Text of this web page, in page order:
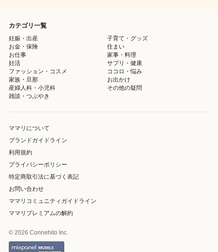
カテゴリ一覧
妊娠・出産
子育て・グッズ
お金・保険
住まい
お仕事
家事・料理
妊活
サプリ・健康
ファッション・コスメ
ココロ・悩み
家族・旦那
お出かけ
産婦人科・小児科
その他の疑問
雑談・つぶやき
ママリについて
ブランドガイドライン
利用規約
プライバシーポリシー
特定商取引法に基づく表記
お問い合わせ
ママリコミュニティガイドライン
ママリプレミアムの解約
© 2026 Connehito Inc.